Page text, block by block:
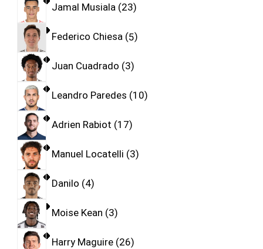
Jamal Musiala 23
Federico Chiesa 5
Juan Cuadrado 3
Leandro Paredes 10
Adrien Rabiot 17
Manuel Locatelli 3
Danilo 4
Moise Kean 3
Harry Maguire 26